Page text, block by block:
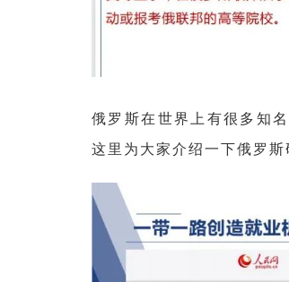
俄罗斯在世界上有很多知
这里为大家介绍一下俄罗斯